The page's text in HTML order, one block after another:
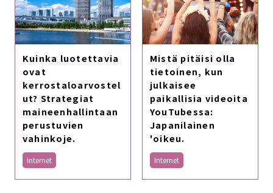
Kuinka luotettavia
ovat
kerrostaloarvostel
ut? Strategiat
maineenhallintaan
perustuvien
vahinkoje.
Internet
Mistä pitäisi olla
tietoinen, kun
julkaisee
paikallisia videoita
YouTubessa:
Japanilainen
'oikeu.
Internet